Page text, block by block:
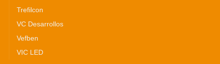
Trefilcon
VC Desarrollos
Vefben
VIC LED